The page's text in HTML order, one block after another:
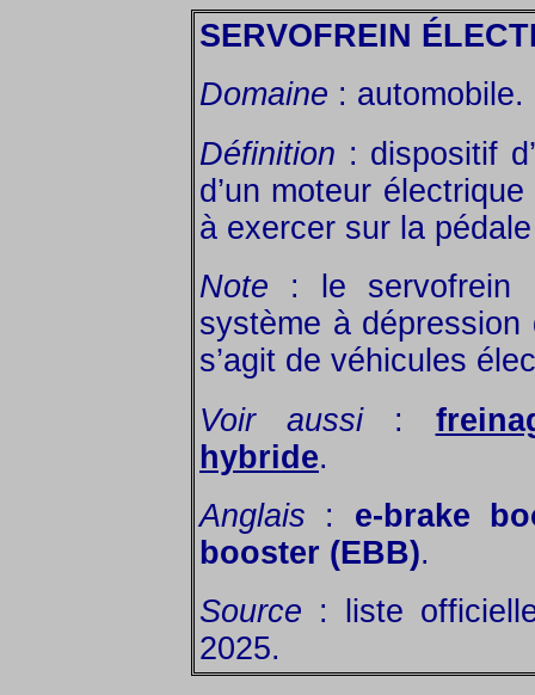
SERVOFREIN
Domaine : automobile.
Définition : dispositif
d’un moteur
à exercer sur la
Note : le servofrein
système à dépression
s’agit de véhicules
Voir aussi:
hybride.
Anglais : e-brake
booster (EBB).
Source : liste
2025.